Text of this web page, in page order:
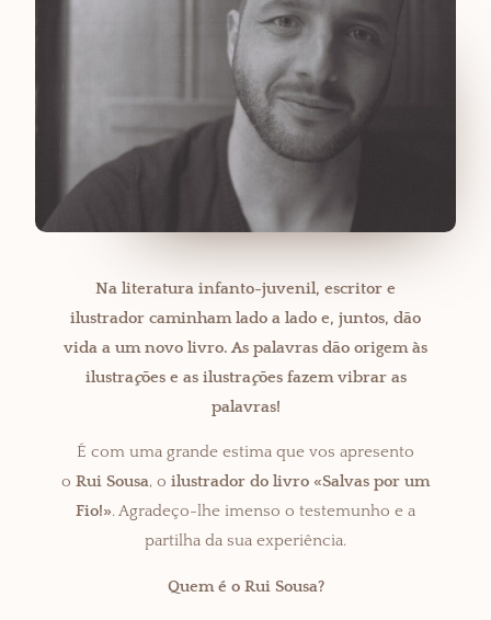
Na literatura infanto-juvenil, escritor e
ilustrador caminham lado a lado e, juntos, dão
vida a um novo livro. As palavras dão origem às
ilustrações e as ilustrações fazem vibrar as
palavras!
É com uma grande estima que vos apresento
o Rui Sousa, o ilustrador do livro «Salvas por um
Fio!». Agradeço-lhe imenso o testemunho e a
partilha da sua experiência.
Quem é o Rui Sousa?